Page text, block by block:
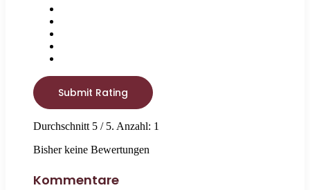
Submit Rating
Durchschnitt 5 / 5. Anzahl: 1
Bisher keine Bewertungen
Kommentare